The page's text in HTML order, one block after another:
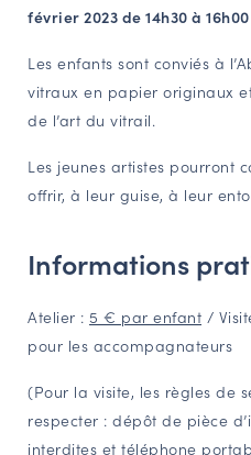
Étudiants & chercheurs
février 2023 de 14h30 à
Les enfants sont conviés à
vitraux en papier originaux
de l’art du vitrail.
Les jeunes artistes pourront
offrir, à leur guise, à leur
Informations
Atelier : 5 € par enfant /
pour les accompagnateurs
(Pour la visite, les règles de
respecter : dépôt de pièce
interdites et téléphone